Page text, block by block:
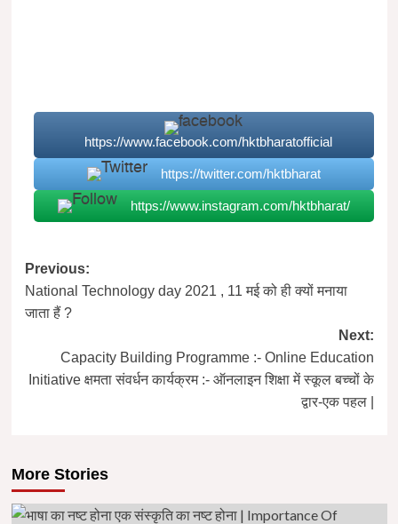
https://www.facebook.com/hktbharatofficial
https://twitter.com/hktbharat
https://www.instagram.com/hktbharat/
Post
navigation
Previous:
National Technology day 2021 , 11 मई को ही क्यों मनाया
जाता हैं ?
Next:
Capacity Building Programme :- Online Education
Initiative क्षमता संवर्धन कार्यक्रम :- ऑनलाइन शिक्षा में स्कूल बच्चों के
द्वार-एक पहल |
More Stories